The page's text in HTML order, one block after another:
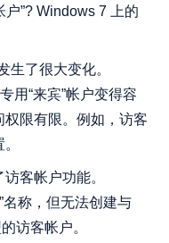
”? Windows 7 上的
生了很大变化。
用“来宾”帐户变得容
限有限。例如，访客
客帐户功能。
名称，但无法创建与
访客帐户。